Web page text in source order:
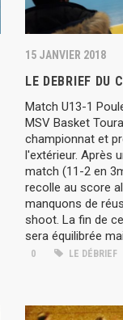
15 JANVIER 2018
LE DEBRIEF DU
Match U13-1
MSV Basket
championnat et
l'extérieur. Après
match (11-2 en
recolle au score
manquons de
shoot. La fin de
sera équilibrée
0 LE DÉBRIEF